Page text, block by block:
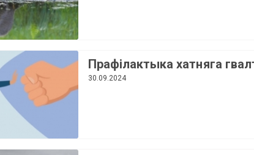
Прафілактыка хатняга
30.09.2024